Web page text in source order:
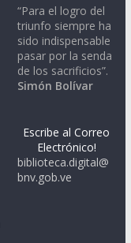
“Para el logro del
triunfo siempre ha
sido indispensable
pasar por la senda
de los sacrificios”.
Simón Bolívar
Escribe al Correo
Electrónico!
biblioteca.digital@
bnv.gob.ve